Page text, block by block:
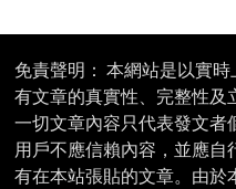
免責聲明： 本網站是以實
有文章的真實性、完整性及
一切文章內容只代表發文者
用戶不應信賴內容，並應
有在本站張貼的文章。由於